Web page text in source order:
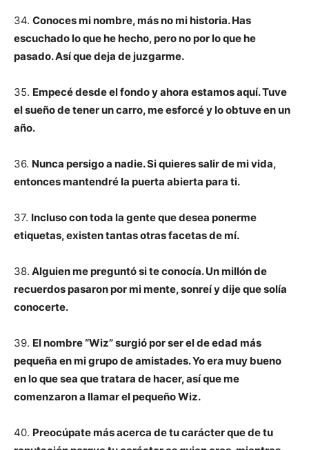
34. Conoces mi nombre, más no mi historia. Has
escuchado lo que he hecho, pero no por lo que he
pasado. Así que deja de juzgarme.
35. Empecé desde el fondo y ahora estamos aquí. Tuve
el sueño de tener un carro, me esforcé y lo obtuve en un
año.
36. Nunca persigo a nadie. Si quieres salir de mi vida,
entonces mantendré la puerta abierta para ti.
37. Incluso con toda la gente que desea ponerme
etiquetas, existen tantas otras facetas de mí.
38. Alguien me preguntó si te conocía. Un millón de
recuerdos pasaron por mi mente, sonreí y dije que solía
conocerte.
39. El nombre “Wiz” surgió por ser el de edad más
pequeña en mi grupo de amistades. Yo era muy bueno
en lo que sea que tratara de hacer, así que me
comenzaron a llamar el pequeño Wiz.
40. Preocúpate más acerca de tu carácter que de tu